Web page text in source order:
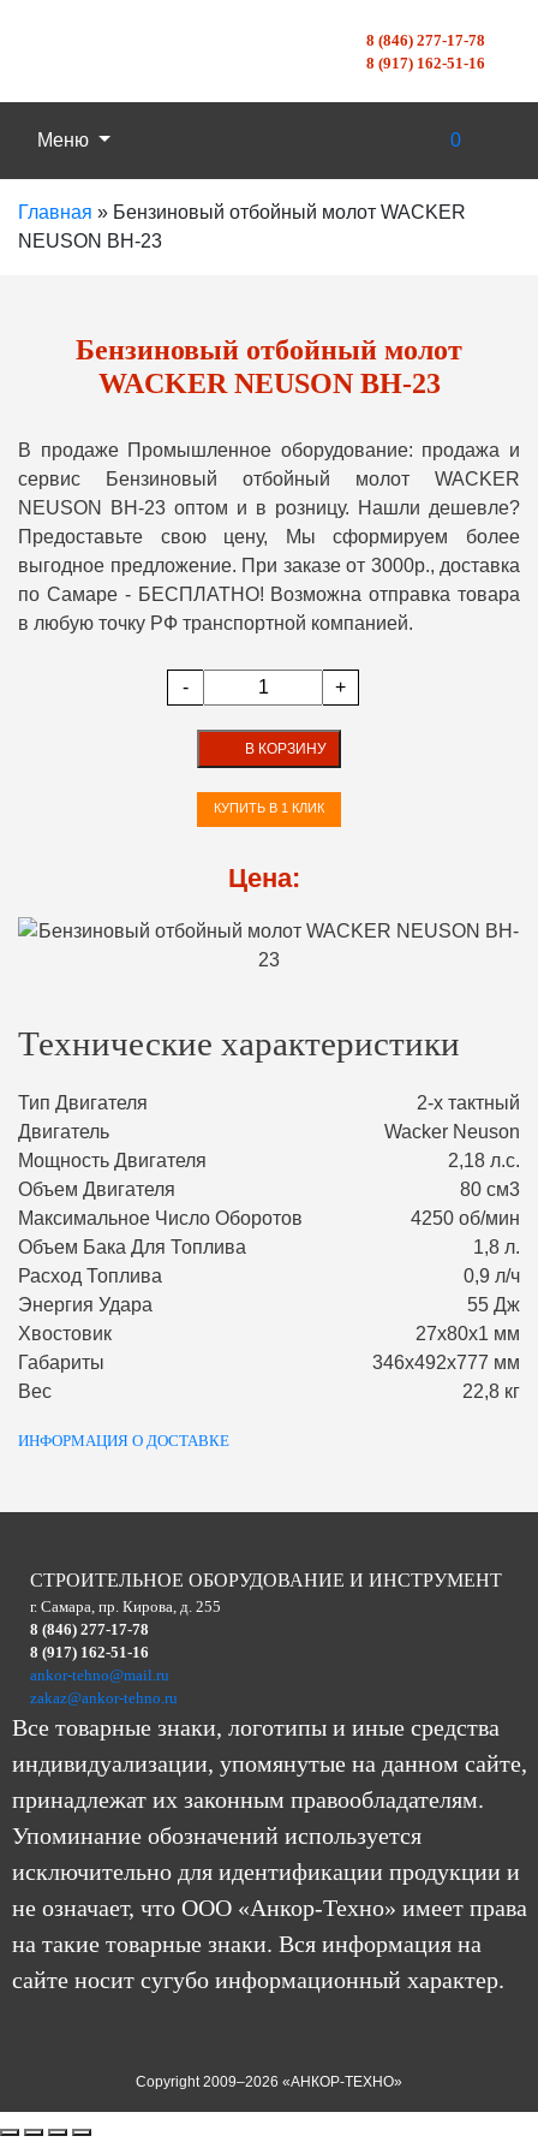
8 (846) 277-17-78
8 (917) 162-51-16
Меню 0
Главная » Бензиновый отбойный молот WACKER
NEUSON BH-23
Бензиновый отбойный молот
WACKER NEUSON BH-23
В продаже Промышленное оборудование: продажа и
сервис Бензиновый отбойный молот WACKER
NEUSON BH-23 оптом и в розницу. Нашли дешевле?
Предоставьте свою цену, Мы сформируем более
выгодное предложение. При заказе от 3000р., доставка
по Самаре - БЕСПЛАТНО! Возможна отправка товара
в любую точку РФ транспортной компанией.
- +
В КОРЗИНУ
КУПИТЬ В 1 КЛИК
Цена:
Технические характеристики
Тип Двигателя
2-х тактный
Двигатель
Wacker Neuson
Мощность Двигателя
2,18 л.с.
Объем Двигателя
80 см3
Максимальное Число Оборотов
4250 об/мин
Объем Бака Для Топлива
1,8 л.
Расход Топлива
0,9 л/ч
Энергия Удара
55 Дж
Хвостовик
27х80х1 мм
Габариты
346х492х777 мм
Вес
22,8 кг
ИНФОРМАЦИЯ О ДОСТАВКЕ
СТРОИТЕЛЬНОЕ ОБОРУДОВАНИЕ И ИНСТРУМЕНТ
г. Самара, пр. Кирова, д. 255
8 (846) 277-17-78
8 (917) 162-51-16
ankor-tehno@mail.ru
zakaz@ankor-tehno.ru
Все товарные знаки, логотипы и иные средства
индивидуализации, упомянутые на данном сайте,
принадлежат их законным правообладателям.
Упоминание обозначений используется
исключительно для идентификации продукции и
не означает, что ООО «Анкор-Техно» имеет права
на такие товарные знаки. Вся информация на
сайте носит сугубо информационный характер.
Copyright 2009–2026 «АНКОР-ТЕХНО»